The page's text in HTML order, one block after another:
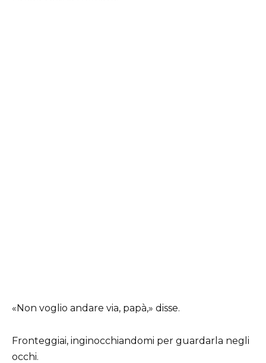
«Non voglio andare via, papà,» disse.
Fronteggiai, inginocchiandomi per guardarla negli
occhi.